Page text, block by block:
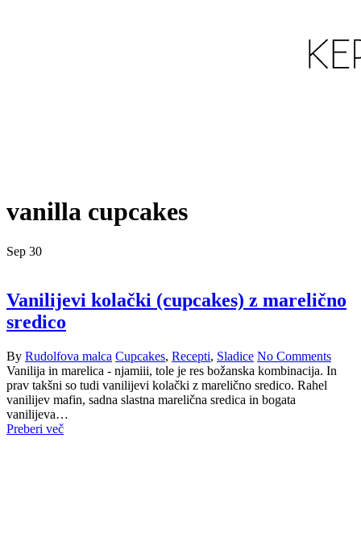
vanilla cupcakes
Sep 30
Vanilijevi kolački (cupcakes) z marelično
sredico
By Rudolfova malca Cupcakes, Recepti, Sladice No Comments
Vanilija in marelica - njamiii, tole je res božanska kombinacija. In
prav takšni so tudi vanilijevi kolački z marelično sredico. Rahel
vanilijev mafin, sadna slastna marelična sredica in bogata
vanilijeva…
Preberi več